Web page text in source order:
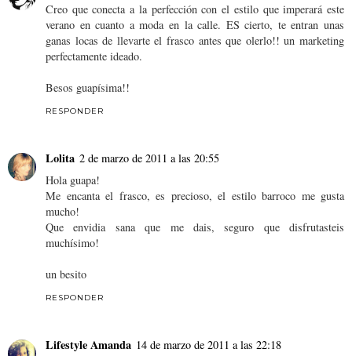
Creo que conecta a la perfección con el estilo que imperará este
verano en cuanto a moda en la calle. ES cierto, te entran unas
ganas locas de llevarte el frasco antes que olerlo!! un marketing
perfectamente ideado.
Besos guapísima!!
RESPONDER
Lolita 2 de marzo de 2011 a las 20:55
Hola guapa!
Me encanta el frasco, es precioso, el estilo barroco me gusta
mucho!
Que envidia sana que me dais, seguro que disfrutasteis
muchísimo!
un besito
RESPONDER
Lifestyle Amanda 14 de marzo de 2011 a las 22:18